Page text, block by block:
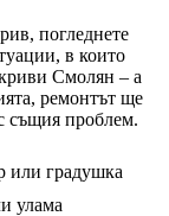
погледнете
в които
Смолян – а
ремонтът ще
същия проблем.
или градушка
улама